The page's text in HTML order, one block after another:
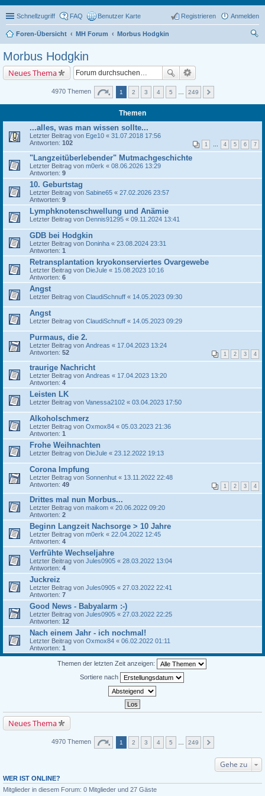
Schnellzugriff FAQ Benutzer Karte Anmelden
Registrieren
Foren-Übersicht MH Forum
Morbus Hodgkin
Morbus Hodgkin
Neues Thema
4970 Themen 1 2 3 4 5 249
Themen
...alles, was man wissen sollte...
Letzter Beitrag von Ege10 « 31.07.2018 17:56
Antworten: 102 1 … 4 5 6 7
"Langzeitüberlebender" Mutmachgeschichte
Letzter Beitrag von m0erk « 08.06.2026 13:29
Antworten: 9
10. Geburtstag
Letzter Beitrag von Sabine65 « 27.02.2026 23:57
Antworten: 9
Lymphknotenschwellung und Anämie
Letzter Beitrag von Dennis91295 « 09.11.2024 13:41
GDB bei Hodgkin
Letzter Beitrag von Doninha « 23.08.2024 23:31
Antworten: 1
Retransplantation kryokonserviertes Ovargewebe
Letzter Beitrag von DieJule « 15.08.2023 10:16
Antworten: 6
Angst
Letzter Beitrag von ClaudiSchnuff « 14.05.2023 09:30
Angst
Letzter Beitrag von ClaudiSchnuff « 14.05.2023 09:29
Purmaus, die 2.
Letzter Beitrag von Andreas « 17.04.2023 13:24
Antworten: 52 1 2 3 4
traurige Nachricht
Letzter Beitrag von Andreas « 17.04.2023 13:20
Antworten: 4
Leisten LK
Letzter Beitrag von Vanessa2102 « 03.04.2023 17:50
Alkoholschmerz
Letzter Beitrag von Oxmox84 « 05.03.2023 21:36
Antworten: 1
Frohe Weihnachten
Letzter Beitrag von DieJule « 23.12.2022 19:13
Corona Impfung
Letzter Beitrag von Sonnenhut « 13.11.2022 22:48
Antworten: 49 1 2 3 4
Drittes mal nun Morbus...
Letzter Beitrag von maikom « 20.06.2022 09:20
Antworten: 2
Beginn Langzeit Nachsorge > 10 Jahre
Letzter Beitrag von m0erk « 22.04.2022 12:45
Antworten: 4
Verfrühte Wechseljahre
Letzter Beitrag von Jules0905 « 28.03.2022 13:04
Antworten: 4
Juckreiz
Letzter Beitrag von Jules0905 « 27.03.2022 22:41
Antworten: 7
Good News - Babyalarm :-)
Letzter Beitrag von Jules0905 « 27.03.2022 22:25
Antworten: 12
Nach einem Jahr - ich nochmal!
Letzter Beitrag von Oxmox84 « 06.02.2022 01:11
Antworten: 1
Themen der letzten Zeit anzeigen:
Sortiere nach
Neues Thema
4970 Themen 1 2 3 4 5 249
Gehe zu
WER IST ONLINE?
Mitglieder in diesem Forum: 0 Mitglieder und 27 Gäste